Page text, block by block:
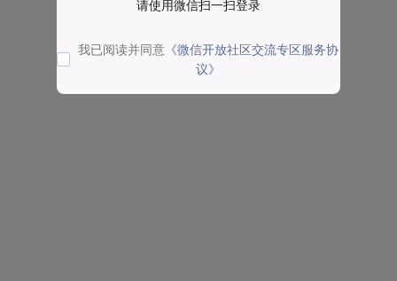
请使用微信扫一扫登录
我已阅读并同意 《微信开放社区交流专区服务协
议》